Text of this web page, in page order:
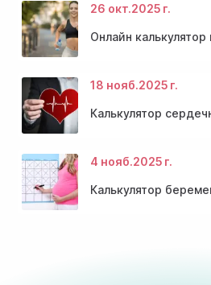
26 окт.2025 г.
Онлайн
18 нояб.2025 г.
Калькулятор
4 нояб.2025 г.
Калькулятор